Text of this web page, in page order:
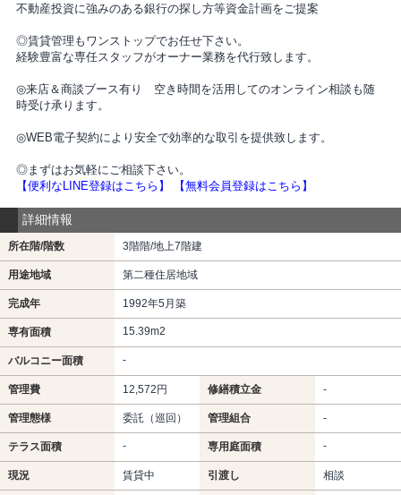
不動産投資に強みのある銀行の探し方等資金計画をご提案
◎賃貸管理もワンストップでお任せ下さい。
経験豊富な専任スタッフがオーナー業務を代行致します。
◎来店＆商談ブース有り 空き時間を活用してのオンライン相談も随
時受け承ります。
◎WEB電子契約により安全で効率的な取引を提供致します。
◎まずはお気軽にご相談下さい。
【便利なLINE登録はこちら】
【無料会員登録はこちら】
詳細情報
所在階/階数 3階階/地上7階建
用途地域 第二種住居地域
完成年 1992年5月築
専有面積 15.39m2
バルコニー面積 -
管理費 12,572円 修繕積立金 -
管理態様 委託（巡回） 管理組合 -
テラス面積 - 専用庭面積 -
現況 賃貸中 引渡し 相談